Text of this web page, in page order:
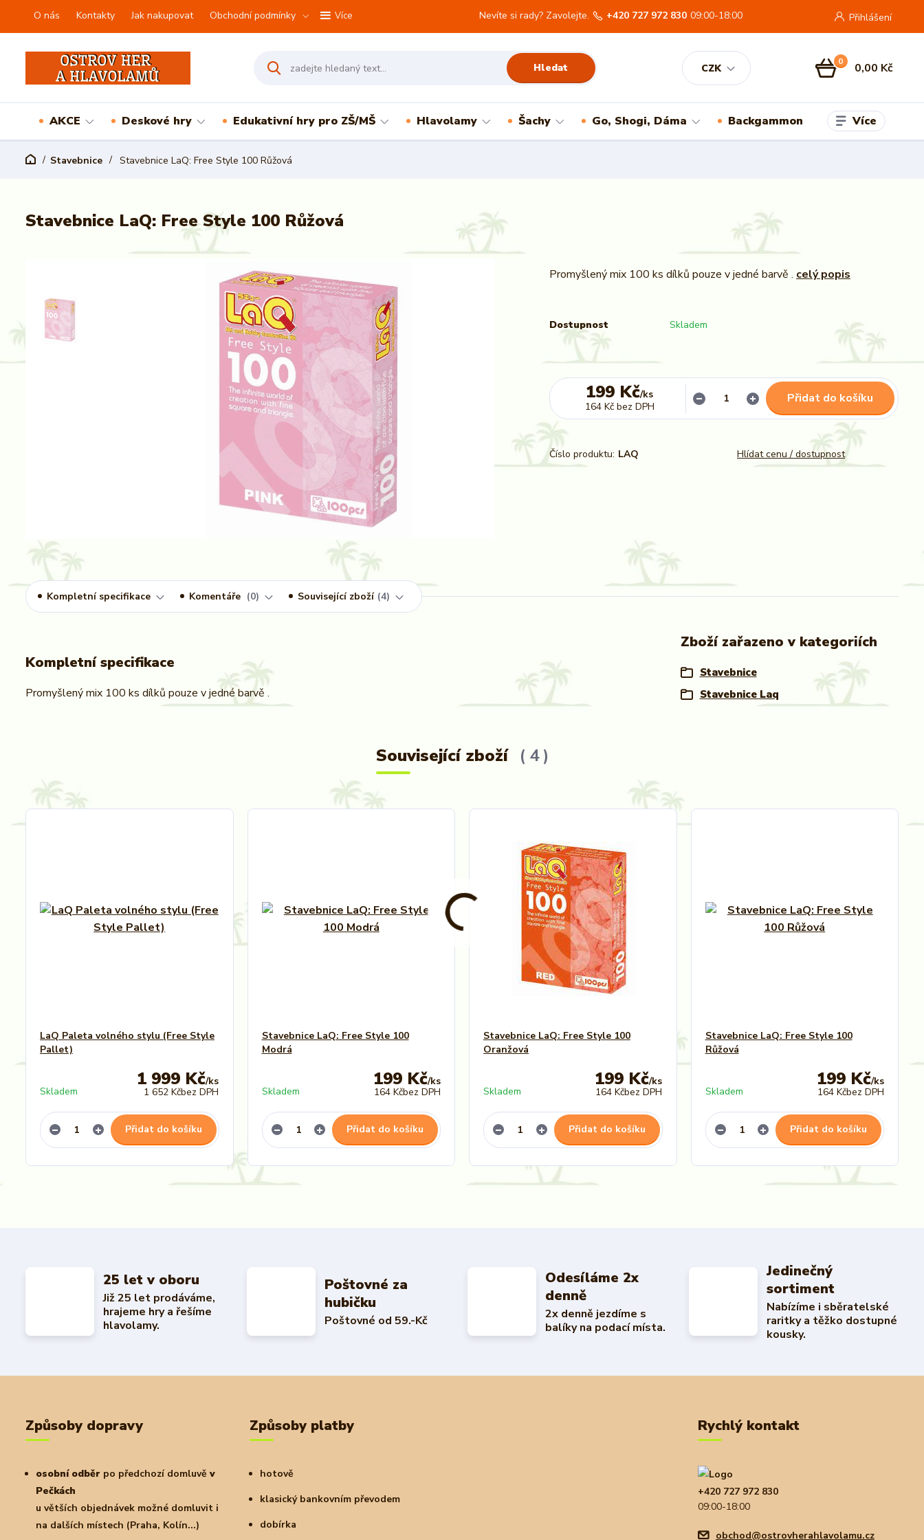
O nás Kontakty Jak nakupovat Obchodní podmínky Více
CZK
Přihlášení
Hledat
Nevíte si rady? Zavolejte. +420 727 972 830 09:00-18:00
0 0,00 Kč
AKCE Deskové hry Edukativní hry pro ZŠ/MŠ Hlavolamy Šachy Go, Shogi, Dáma Backgammon Více
Stavebnice Stavebnice LaQ: Free Style 100 Růžová
Stavebnice LaQ: Free Style 100 Růžová
Promyšlený mix 100 ks dílků pouze v jedné barvě . celý popis
Dostupnost Skladem
199 Kč/ks
164 Kč bez DPH
Přidat do košíku
Číslo produktu: LAQ Hlídat cenu / dostupnost
Kompletní specifikace Komentáře 0 Související zboží 4
Kompletní specifikace
Promyšlený mix 100 ks dílků pouze v jedné barvě .
Zboží zařazeno v kategoriích
Stavebnice
Stavebnice Laq
Související zboží 4
LaQ Paleta volného stylu (Free Style
Pallet)
1 999 Kč/ks
1 652 Kčbez DPH
Skladem
Přidat do košíku
Stavebnice LaQ: Free Style 100
Modrá
199 Kč/ks
164 Kčbez DPH
Skladem
Přidat do košíku
Stavebnice LaQ: Free Style 100
Oranžová
199 Kč/ks
164 Kčbez DPH
Skladem
Přidat do košíku
Stavebnice LaQ: Free Style 100
Růžová
199 Kč/ks
164 Kčbez DPH
Skladem
Přidat do košíku
25 let v oboru
Již 25 let prodáváme,
hrajeme hry a řešíme
hlavolamy.
Poštovné za
hubičku
Poštovné od 59.-Kč
Odesíláme 2x
denně
2x denně jezdíme s
balíky na podací místa.
Jedinečný
sortiment
Nabízíme i sběratelské
raritky a těžko dostupné
kousky.
Způsoby dopravy
osobní odběr po předchozí domluvě v
Pečkách
u větších objednávek možné domluvit i
na dalších místech (Praha, Kolín...)
Způsoby platby
hotově
klasický bankovním převodem
dobírka
Rychlý kontakt
+420 727 972 830
09:00-18:00
obchod@ostrovherahlavolamu.cz